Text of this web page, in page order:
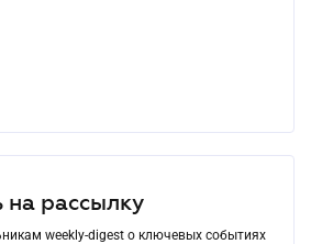
рассылку
weekly-digest о ключевых событиях